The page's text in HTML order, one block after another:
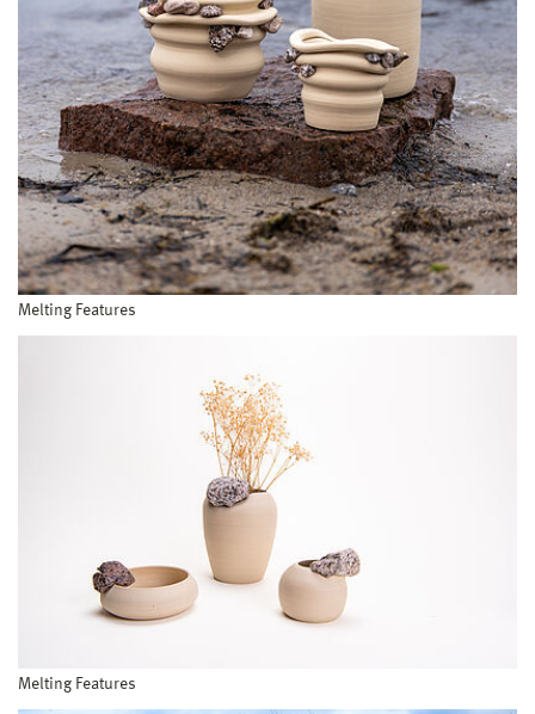
Melting Features
Melting Features